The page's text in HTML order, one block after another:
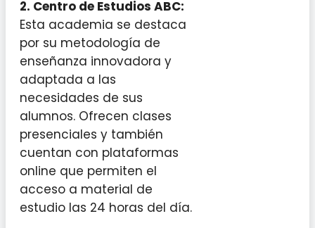
2. Centro de Estudios ABC:
Esta academia se destaca
por su metodología de
enseñanza innovadora y
adaptada a las
necesidades de sus
alumnos. Ofrecen clases
presenciales y también
cuentan con plataformas
online que permiten el
acceso a material de
estudio las 24 horas del día.